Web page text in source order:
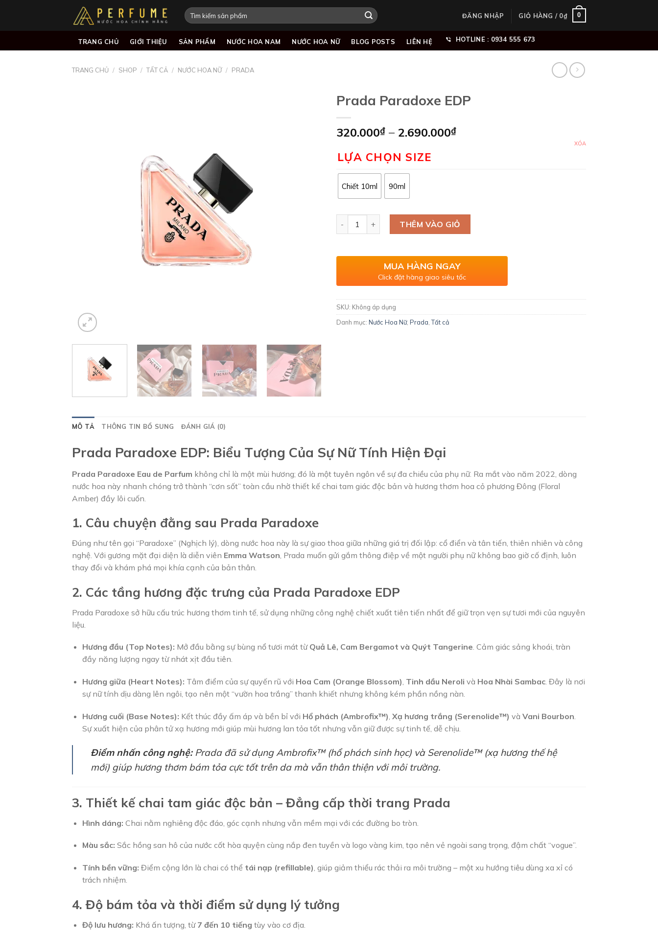
Tìm
kiếm:
ĐĂNG NHẬP GIỎ HÀNG / 0₫ 0
TRANG CHỦ GIỚI THIỆU SẢN PHẨM NƯỚC HOA NAM NƯỚC HOA NỮ BLOG POSTS LIÊN HỆ HOTLINE : 0934 555 673
TRANG CHỦ / SHOP / TẤT CẢ / NƯỚC HOA NỮ / PRADA
Prada Paradoxe EDP
320.000₫ – 2.690.000₫Khoảng
LỰA CHỌN SIZE
Chiết 10ml 90ml
XÓA
Prada Paradoxe EDP số lượng
THÊM VÀO GIỎ
MUA HÀNG NGAY
Click đặt hàng giao siêu tốc
SKU: Không áp dụng
Danh mục: Nước Hoa Nữ, Prada ,Tất cả
MÔ TẢ THÔNG TIN BỔ SUNG ĐÁNH GIÁ (0)
Prada Paradoxe EDP: Biểu Tượng Của Sự Nữ Tính Hiện Đại
Prada Paradoxe Eau de Parfum không chỉ là một mùi hương; đó là một tuyên ngôn về sự đa chiều của phụ nữ. Ra mắt vào năm 2022, dòng
nước hoa này nhanh chóng trở thành “cơn sốt” toàn cầu nhờ thiết kế chai tam giác độc bản và hương thơm hoa cỏ phương Đông (Floral
Amber) đầy lôi cuốn.
1. Câu chuyện đằng sau Prada Paradoxe
Đúng như tên gọi “Paradoxe” (Nghịch lý), dòng nước hoa này là sự giao thoa giữa những giá trị đối lập: cổ điển và tân tiến, thiên nhiên và công
nghệ. Với gương mặt đại diện là diễn viên Emma Watson, Prada muốn gửi gắm thông điệp về một người phụ nữ không bao giờ cố định, luôn
thay đổi và khám phá mọi khía cạnh của bản thân.
2. Các tầng hương đặc trưng của Prada Paradoxe EDP
Prada Paradoxe sở hữu cấu trúc hương thơm tinh tế, sử dụng những công nghệ chiết xuất tiên tiến nhất để giữ trọn vẹn sự tươi mới của nguyên
liệu.
Hương đầu (Top Notes): Mở đầu bằng sự bùng nổ tươi mát từ Quả Lê, Cam Bergamot và Quýt Tangerine. Cảm giác sảng khoái, tràn
đầy năng lượng ngay từ nhát xịt đầu tiên.
Hương giữa (Heart Notes): Tâm điểm của sự quyến rũ với Hoa Cam (Orange Blossom), Tinh dầu Neroli và Hoa Nhài Sambac. Đây là nơi
sự nữ tính dịu dàng lên ngôi, tạo nên một “vườn hoa trắng” thanh khiết nhưng không kém phần nồng nàn.
Hương cuối (Base Notes): Kết thúc đầy ấm áp và bền bỉ với Hổ phách (Ambrofix™), Xạ hương trắng (Serenolide™) và Vani Bourbon.
Sự xuất hiện của phân tử xạ hương mới giúp mùi hương lan tỏa tốt nhưng vẫn giữ được sự tinh tế, dễ chịu.
Điểm nhấn công nghệ:Prada đã sử dụngAmbrofix™(hổ phách sinh học) và Serenolide™(xạ hương thế hệ
mới) giúp hương thơm bám tỏa cực tốt trên da mà vẫn thân thiện với môi trường.
3. Thiết kế chai tam giác độc bản – Đẳng cấp thời trang Prada
Hình dáng: Chai nằm nghiêng độc đáo, góc cạnh nhưng vẫn mềm mại với các đường bo tròn.
Màu sắc: Sắc hồng san hô của nước cốt hòa quyện cùng nắp đen tuyền và logo vàng kim, tạo nên vẻ ngoài sang trọng, đậm chất “vogue”.
Tính bền vững: Điểm cộng lớn là chai có thể tái nạp (refillable), giúp giảm thiểu rác thải ra môi trường – một xu hướng tiêu dùng xa xỉ có
trách nhiệm.
4. Độ bám tỏa và thời điểm sử dụng lý tưởng
Độ lưu hương: Khá ấn tượng, từ 7 đến 10 tiếng tùy vào cơ địa.